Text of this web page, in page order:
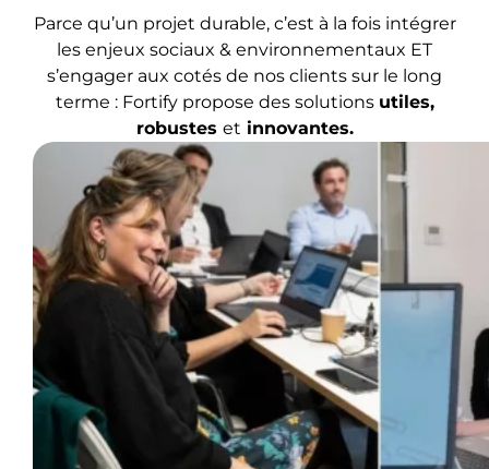
Parce qu’un projet durable, c’est à la fois intégrer
les enjeux sociaux & environnementaux ET
s’engager aux cotés de nos clients sur le long
terme : Fortify propose des solutions utiles,
robustes et innovantes.